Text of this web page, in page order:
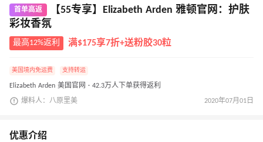
首单高返
【55专享】Elizabeth Arden 雅顿官网：护肤
彩妆香氛
最高12%返利 满$175享7折+送粉胶30粒
美国境内免运费 支持转运
Elizabeth Arden 美国官网 · 42.3万人下单获得返利
爆料人：八原里美 2020年07月01日
优惠介绍